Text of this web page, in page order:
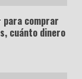
para comprar
cuánto dinero